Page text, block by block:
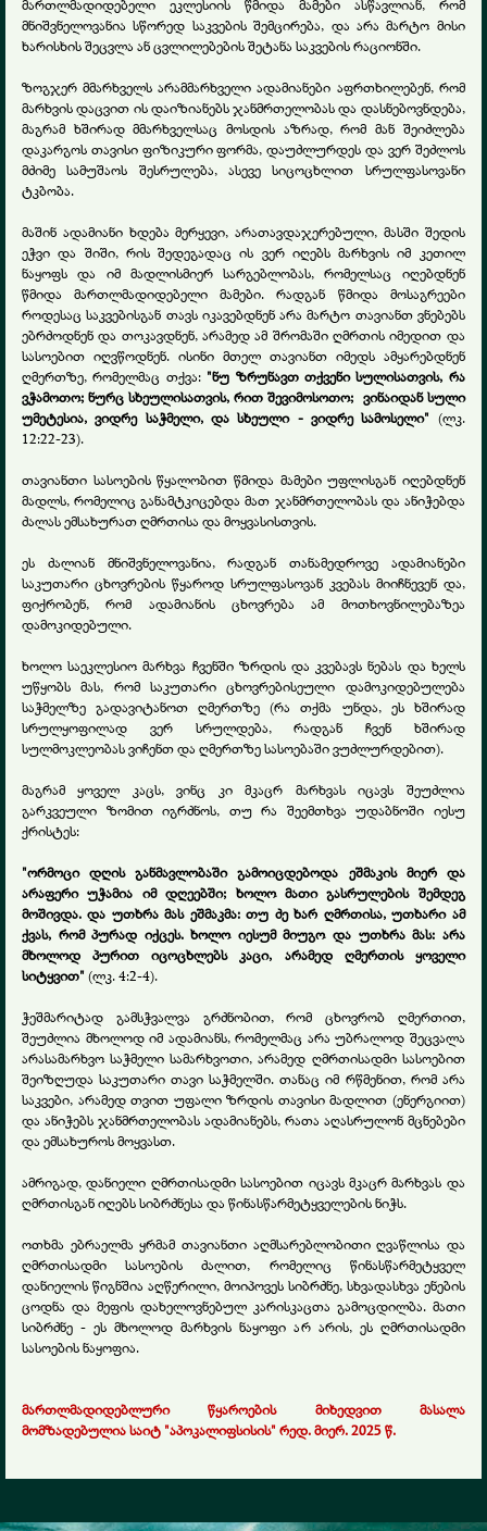
მართლმადიდებელი ეკლესიის წმიდა მამები ასწავლიან, რომ
მნიშვნელოვანია სწორედ საკვების შემცირება, და არა მარტო მისი
ხარისხის შეცვლა ან ცვლილებების შეტანა საკვების რაციონში.
ზოგჯერ მმარხველს არამმარხველი ადამიანები აფრთხილებენ, რომ
მარხვის დაცვით ის დაიზიანებს ჯანმრთელობას და დასნებოვნდება,
მაგრამ ხშირად მმარხველსაც მოსდის აზრად, რომ მან შეიძლება
დაკარგოს თავისი ფიზიკური ფორმა, დაუძლურდეს და ვერ შეძლოს
მძიმე სამუშაოს შესრულება, ასევე სიცოცხლით სრულფასოვანი
ტკბობა.
მაშინ ადამიანი ხდება მერყევი, არათავდაჯერებული, მასში შედის
ეჭვი და შიში, რის შედეგადაც ის ვერ იღებს მარხვის იმ კეთილ
ნაყოფს და იმ მადლისმიერ სარგებლობას, რომელსაც იღებდნენ
წმიდა მართლმადიდებელი მამები. რადგან წმიდა მოსაგრეები
როდესაც საკვებისგან თავს იკავებდნენ არა მარტო თავიანთ ვნებებს
ებრძოდნენ და თოკავდნენ, არამედ ამ შრომაში ღმრთის იმედით და
სასოებით იღვწოდნენ. ისინი მთელ თავიანთ იმედს ამყარებდნენ
ღმერთზე, რომელმაც თქვა: "ნუ ზრუნავთ თქვენი სულისათვის, რა
ვჭამოთო; ნურც სხეულისათვის, რით შევიმოსოთო; ვინაიდან სული
უმეტესია, ვიდრე საჭმელი, და სხეული - ვიდრე სამოსელი" (ლკ.
12:22-23).
თავიანთი სასოების წყალობით წმიდა მამები უფლისგან იღებდნენ
მადლს, რომელიც განამტკიცებდა მათ ჯანმრთელობას და ანიჭებდა
ძალას ემსახურათ ღმრთისა და მოყვასისთვის.
ეს ძალიან მნიშვნელოვანია, რადგან თანამედროვე ადამიანები
საკუთარი ცხოვრების წყაროდ სრულფასოვან კვებას მიიჩნევენ და,
ფიქრობენ, რომ ადამიანის ცხოვრება ამ მოთხოვნილებაზეა
დამოკიდებული.
ხოლო საეკლესიო მარხვა ჩვენში ზრდის და კვებავს ნებას და ხელს
უწყობს მას, რომ საკუთარი ცხოვრებისეული დამოკიდებულება
საჭმელზე გადავიტანოთ ღმერთზე (რა თქმა უნდა, ეს ხშირად
სრულყოფილად ვერ სრულდება, რადგან ჩვენ ხშირად
სულმოკლეობას ვიჩენთ და ღმერთზე სასოებაში ვუძლურდებით).
მაგრამ ყოველ კაცს, ვინც კი მკაცრ მარხვას იცავს შეუძლია
გარკვეული ზომით იგრძნოს, თუ რა შეემთხვა უდაბნოში იესუ
ქრისტეს:
"ორმოცი დღის განმავლობაში გამოიცდებოდა ეშმაკის მიერ და
არაფერი უჭამია იმ დღეებში; ხოლო მათი გასრულების შემდეგ
მოშივდა. და უთხრა მას ეშმაკმა: თუ ძე ხარ ღმრთისა, უთხარი ამ
ქვას, რომ პურად იქცეს. ხოლო იესუმ მიუგო და უთხრა მას: არა
მხოლოდ პურით იცოცხლებს კაცი, არამედ ღმერთის ყოველი
სიტყვით" (ლკ. 4:2-4).
ჭეშმარიტად გამსჭვალვა გრძნობით, რომ ცხოვრობ ღმერთით,
შეუძლია მხოლოდ იმ ადამიანს, რომელმაც არა უბრალოდ შეცვალა
არასამარხვო საჭმელი სამარხვოთი, არამედ ღმრთისადმი სასოებით
შეიზღუდა საკუთარი თავი საჭმელში. თანაც იმ რწმენით, რომ არა
საკვები, არამედ თვით უფალი ზრდის თავისი მადლით (ენერგიით)
და ანიჭებს ჯანმრთელობას ადამიანებს, რათა აღასრულონ მცნებები
და ემსახუროს მოყვასთ.
ამრიგად, დანიელი ღმრთისადმი სასოებით იცავს მკაცრ მარხვას და
ღმრთისგან იღებს სიბრძნესა და წინასწარმეტყველების ნიჭს.
ოთხმა ებრაელმა ყრმამ თავიანთი აღმსარებლობითი ღვაწლისა და
ღმრთისადმი სასოების ძალით, რომელიც წინასწარმეტყველ
დანიელის წიგნშია აღწერილი, მოიპოვეს სიბრძნე, სხვადასხვა ენების
ცოდნა და მეფის დახელოვნებულ კარისკაცთა გამოცდილბა. მათი
სიბრძნე - ეს მხოლოდ მარხვის ნაყოფი არ არის, ეს ღმრთისადმი
სასოების ნაყოფია.
მართლმადიდებლური წყაროების მიხედვით მასალა
მომზადებულია საიტ "აპოკალიფსისის" რედ. მიერ. 2025წ.